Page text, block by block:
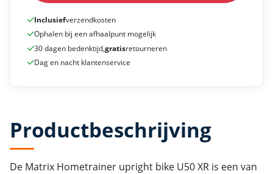
Inclusiefverzendkosten
Ophalen bij een afhaalpunt mogelijk
30 dagen bedenktijd,gratisretourneren
Dag en nacht klantenservice
Productbeschrijving
De Matrix Hometrainer upright bike U50 XR is een van